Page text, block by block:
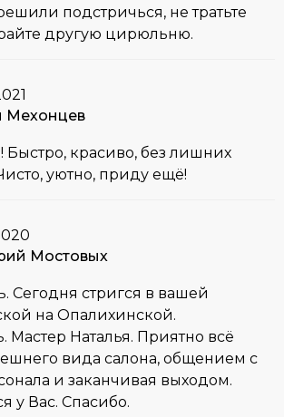
подстричься, не тратьте
другую цирюльню.
Мехонцев
красиво, без лишних
уютно, приду ещё!
Мостовых
Сегодня стригся в вашей
на Опалихинской.
Мастер Наталья. Приятно всё
вида салона, общением с
и заканчивая выходом.
у Вас. Спасибо.